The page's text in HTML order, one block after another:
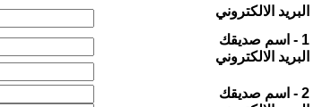
البريد الالكتروني
1 - اسم صديقك
البريد الالكتروني
2 - اسم صديقك